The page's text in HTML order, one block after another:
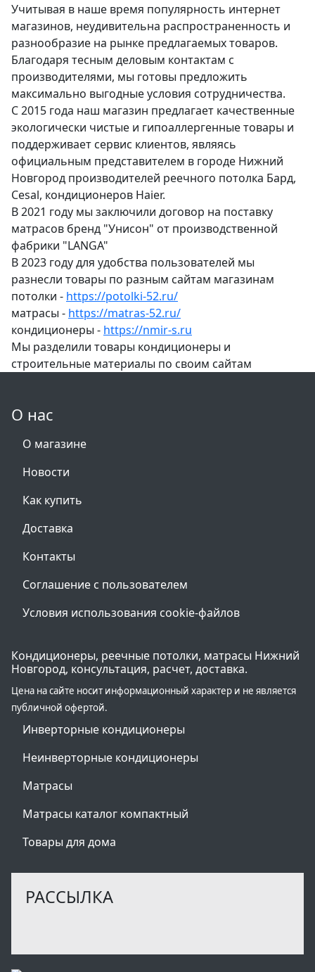
Учитывая в наше время популярность интернет
магазинов, неудивительна распространенность и
разнообразие на рынке предлагаемых товаров.
Благодаря тесным деловым контактам с
производителями, мы готовы предложить
максимально выгодные условия сотрудничества.
С 2015 года наш магазин предлагает качественные
экологически чистые и гипоаллергенные товары и
поддерживает сервис клиентов, являясь
официальным представителем в городе Нижний
Новгород производителей реечного потолка Бард,
Cesal, кондиционеров Haier.
В 2021 году мы заключили договор на поставку
матрасов бренд "Унисон" от производственной
фабрики "LANGA"
В 2023 году для удобства пользователей мы
разнесли товары по разным сайтам магазинам
потолки - https://potolki-52.ru/
матрасы - https://matras-52.ru/
кондиционеры - https://nmir-s.ru
Мы разделили товары кондиционеры и
строительные материалы по своим сайтам
О нас
О магазине
Новости
Как купить
Доставка
Контакты
Соглашение с пользователем
Условия использования cookie-файлов
Кондиционеры, реечные потолки, матрасы Нижний
Новгород, консультация, расчет, доставка.
Цена на сайте носит информационный характер и не является
публичной офертой.
Инверторные кондиционеры
Неинверторные кондиционеры
Матрасы
Матрасы каталог компактный
Товары для дома
РАССЫЛКА